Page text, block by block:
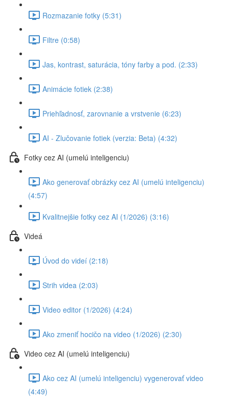
Rozmazanie fotky (5:31)
Filtre (0:58)
Jas, kontrast, saturácia, tóny farby a pod. (2:33)
Animácie fotiek (2:38)
Priehľadnosť, zarovnanie a vrstvenie (6:23)
AI - Zlučovanie fotiek (verzia: Beta) (4:32)
Fotky cez AI (umelú inteligenciu)
Ako generovať obrázky cez AI (umelú inteligenciu)
(4:57)
Kvalitnejšie fotky cez AI (1/2026) (3:16)
Videá
Úvod do videí (2:18)
Strih videa (2:03)
Video editor (1/2026) (4:24)
Ako zmeniť hocičo na video (1/2026) (2:30)
Video cez AI (umelú inteligenciu)
Ako cez AI (umelú inteligenciu) vygenerovať video
(4:49)